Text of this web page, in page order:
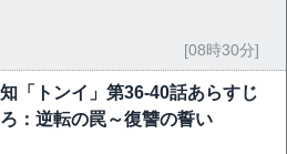
[08時30分]
「トンイ」第36-40話あらすじ
：逆転の罠～復讐の誓い